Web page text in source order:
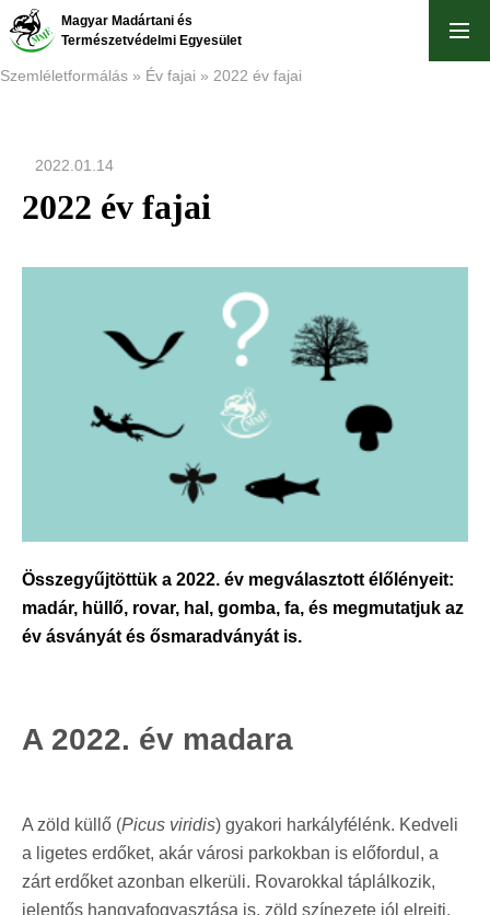
Skip
to
main
Magyar Madártani és
Természetvédelmi Egyesület
Szemléletformálás Év fajai 2022 év fajai
2022.01.14
2022 év fajai
Összegyűjtöttük a 2022. év megválasztott élőlényeit:
madár, hüllő, rovar, hal, gomba, fa, és megmutatjuk az
év ásványát és ősmaradványát is.
A 2022. év madara
A zöld küllő (Picus viridis) gyakori harkályfélénk. Kedveli
a ligetes erdőket, akár városi parkokban is előfordul, a
zárt erdőket azonban elkerüli. Rovarokkal táplálkozik,
jelentős hangyafogyasztása is, zöld színezete jól elrejti,